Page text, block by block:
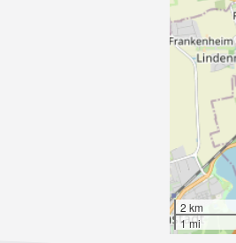
2 km
1 mi